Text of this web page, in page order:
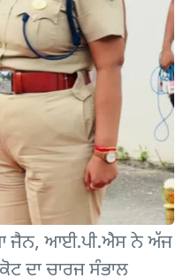
ਜੈਨ, ਆਈ.ਪੀ.ਐਸ ਨੇ ਅੱਜ
ਦਾ ਚਾਰਜ ਸੰਭਾਲ